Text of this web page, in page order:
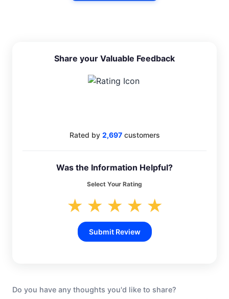
Share your Valuable Feedback
Rated by 2,697customers
Was the Information Helpful?
Select Your Rating
★ ★ ★ ★ ★
Submit Review
Do you have any thoughts you'd like to share?